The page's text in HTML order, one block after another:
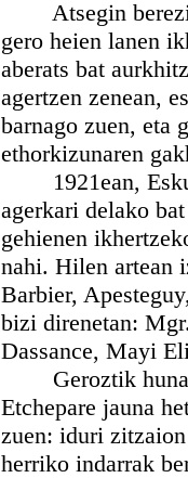
Atsegin berezia
gero heien lanen
aberats bat
agertzen zenean,
barnago zuen, eta
ethorkizunaren
1921ean,
agerkari delako
gehienen
nahi. Hilen artean
Barbier,
bizi direnetan:
Dassance, Mayi
Geroztik hunat
Etchepare jauna
zuen: iduri
herriko indarrak